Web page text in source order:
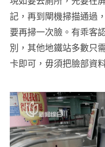
記，再到閘機掃描通過
要再掃一次臉。有乖客
別，其他地鐵站多數只
卡即可，毋須把臉部資